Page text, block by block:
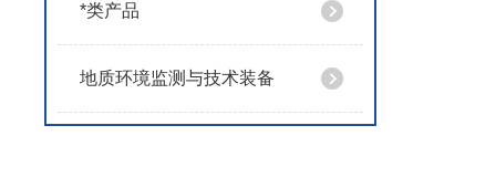
*类产品
地质环境监测与技术装备